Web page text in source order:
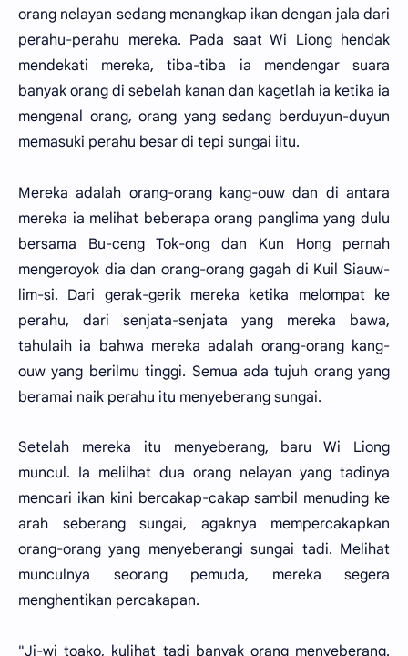
orang nelayan sedang menangkap ikan dengan jala dari
perahu-perahu mereka. Pada saat Wi Liong hendak
mendekati mereka, tiba-tiba ia mendengar suara
banyak orang di sebelah kanan dan kagetlah ia ketika ia
mengenal orang, orang yang sedang berduyun-duyun
memasuki perahu besar di tepi sungai iitu.
Mereka adalah orang-orang kang-ouw dan di antara
mereka ia melihat beberapa orang panglima yang dulu
bersama Bu-ceng Tok-ong dan Kun Hong pernah
mengeroyok dia dan orang-orang gagah di Kuil Siauw-
lim-si. Dari gerak-gerik mereka ketika melompat ke
perahu, dari senjata-senjata yang mereka bawa,
tahulaih ia bahwa mereka adalah orang-orang kang-
ouw yang berilmu tinggi. Semua ada tujuh orang yang
beramai naik perahu itu menyeberang sungai.
Setelah mereka itu menyeberang, baru Wi Liong
muncul. Ia melilhat dua orang nelayan yang tadinya
mencari ikan kini bercakap-cakap sambil menuding ke
arah seberang sungai, agaknya mempercakapkan
orang-orang yang menyeberangi sungai tadi. Melihat
munculnya seorang pemuda, mereka segera
menghentikan percakapan.
"Ji-wi toako, kulihat tadi banyak orang menyeberang.